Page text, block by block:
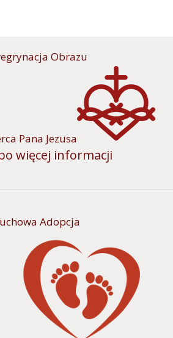
Obrazu
Pana Jezusa
więcej informacji
Adopcja